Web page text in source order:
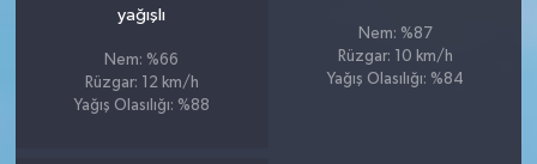
yağışlı
Nem: %66
Rüzgar: 12 km/h
Yağış Olasılığı: %88
Nem: %87
Rüzgar: 10 km/h
Yağış Olasılığı: %84